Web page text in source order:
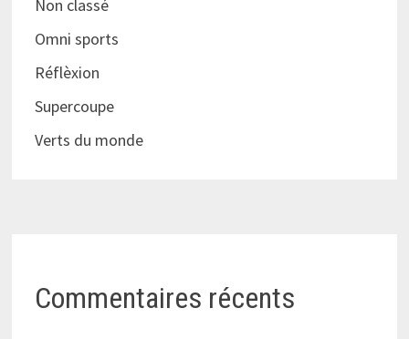
Non classé
Omni sports
Réflèxion
Supercoupe
Verts du monde
Commentaires récents